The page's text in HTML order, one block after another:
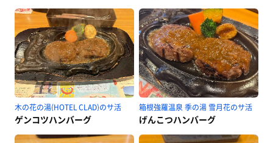
木の花の湯(HOTEL CLAD)のサ活
ゲンコツハンバーグ
箱根強羅温泉 季の湯 雪月花のサ活
げんこつハンバーグ